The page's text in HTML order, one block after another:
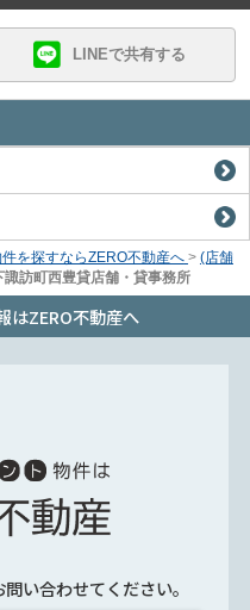
LINEで共有する
を探すならZERO不動産へ > (店舗
諏訪町西豊貸店舗・貸事務所
はZERO不動産へ
い合わせてください。